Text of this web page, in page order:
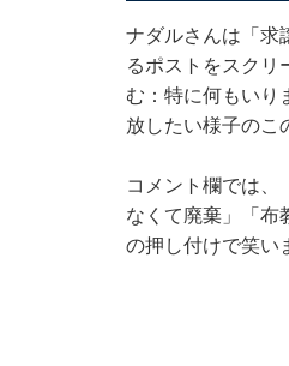
ナダルさんは「求
るポストをスク
む：特に何もい
放したい様子のこ
コメント欄では、
なくて廃棄」「布
の押し付けで笑い